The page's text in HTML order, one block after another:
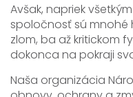
Avšak, napriek
spoločnosť sú mnohé
zlom, ba až kritickom
dokonca na pokraji
Naša organizácia